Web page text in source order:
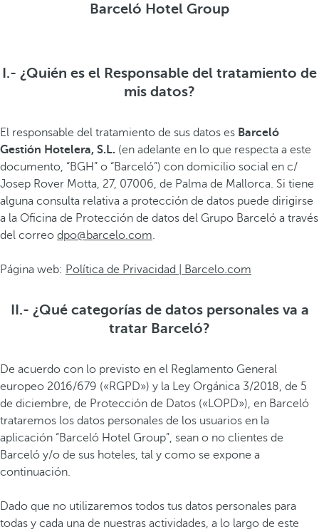
Barceló Hotel Group
I.- ¿Quién es el Responsable del tratamiento de
mis datos?
El responsable del tratamiento de sus datos es Barceló
Gestión Hotelera, S.L. (en adelante en lo que respecta a este
documento, “BGH” o “Barceló”) con domicilio social en c/
Josep Rover Motta, 27, 07006, de Palma de Mallorca. Si tiene
alguna consulta relativa a protección de datos puede dirigirse
a la Oficina de Protección de datos del Grupo Barceló a través
del correo dpo@barcelo.com.
Página web: Política de Privacidad | Barcelo.com
II.- ¿Qué categorías de datos personales va a
tratar Barceló?
De acuerdo con lo previsto en el Reglamento General
europeo 2016/679 («RGPD») y la Ley Orgánica 3/2018, de 5
de diciembre, de Protección de Datos («LOPD»), en Barceló
trataremos los datos personales de los usuarios en la
aplicación “Barceló Hotel Group”, sean o no clientes de
Barceló y/o de sus hoteles, tal y como se expone a
continuación.
Dado que no utilizaremos todos tus datos personales para
todas y cada una de nuestras actividades, a lo largo de este